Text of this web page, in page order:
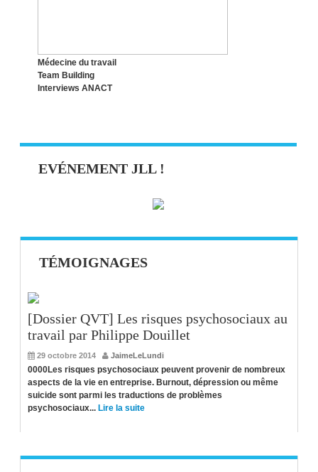
Médecine du travail
Team Building
Interviews ANACT
EVÉNEMENT JLL !
TÉMOIGNAGES
[Dossier QVT] Les risques psychosociaux au
travail par Philippe Douillet
29 octobre 2014 JaimeLeLundi
0000Les risques psychosociaux peuvent provenir de nombreux
aspects de la vie en entreprise. Burnout, dépression ou même
suicide sont parmi les traductions de problèmes
psychosociaux... Lire la suite